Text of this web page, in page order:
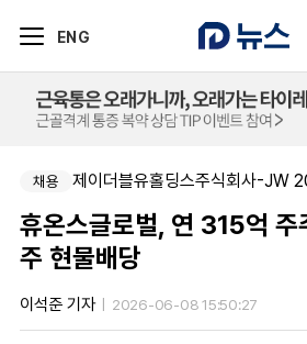
ENG
채용
휴온스글로벌, 연 315억
주 현물배당
이석준 기자 2026-06-08 15:50:27